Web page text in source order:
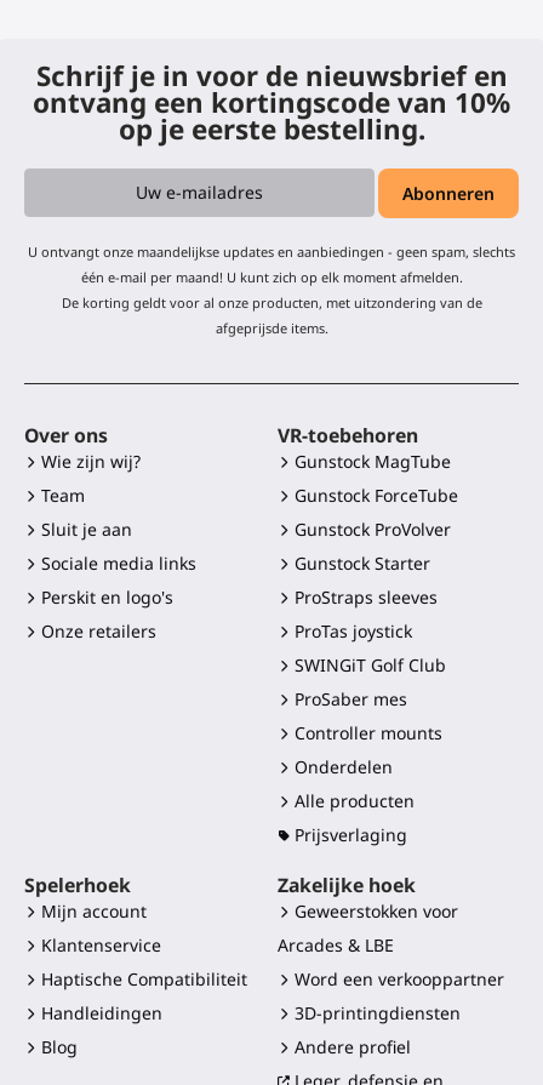
Schrijf je in voor de nieuwsbrief en
ontvang een kortingscode van 10%
op je eerste bestelling.
U ontvangt onze maandelijkse updates en aanbiedingen - geen spam, slechts
één e-mail per maand! U kunt zich op elk moment afmelden.
De korting geldt voor al onze producten, met uitzondering van de
afgeprijsde items.
Over ons
Wie zijn wij?
Team
Sluit je aan
Sociale media links
Perskit en logo's
Onze retailers
VR-toebehoren
Gunstock MagTube
Gunstock ForceTube
Gunstock ProVolver
Gunstock Starter
ProStraps sleeves
ProTas joystick
SWINGiT Golf Club
ProSaber mes
Controller mounts
Onderdelen
Alle producten
Prijsverlaging
Spelerhoek
Mijn account
Klantenservice
Haptische Compatibiliteit
Handleidingen
Blog
Zakelijke hoek
Geweerstokken voor
Arcades & LBE
Word een verkooppartner
3D-printingdiensten
Andere profiel